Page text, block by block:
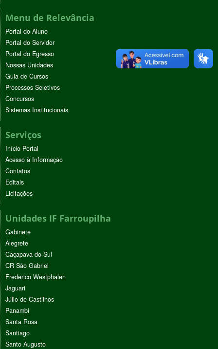
Menu de Relevância
Portal do Aluno
Portal do Servidor
Portal do Egresso
Nossas Unidades
Guia de Cursos
Processos Seletivos
Concursos
Sistemas Institucionais
Serviços
Início Portal
Acesso à Informação
Contatos
Editais
Licitações
Unidades IF Farroupilha
Gabinete
Alegrete
Caçapava do Sul
CR São Gabriel
Frederico Westphalen
Jaguari
Júlio de Castilhos
Panambi
Santa Rosa
Santiago
Santo Augusto